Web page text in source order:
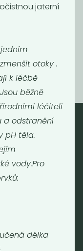
Kč/ Kg
jaterní
otoky .
k léčbě
běžně
léčiteli
a odstranění
pH těla.
vody.Pro
délka